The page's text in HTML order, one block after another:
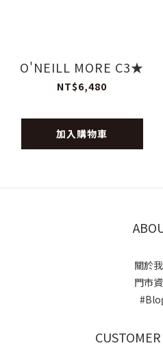
O'NEILL MORE C3★
NT$6,480
加入購物車
關於
門市